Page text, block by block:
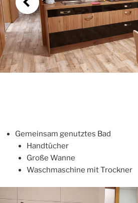
Gemeinsam genutztes Bad
Handtücher
Große Wanne
Waschmaschine mit Trockner